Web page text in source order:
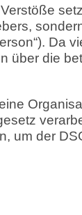
Da
über die
um der